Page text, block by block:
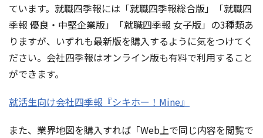
ています。就職四季報には「就職四季報総合版」「就職四
季報 優良・中堅企業版」「就職四季報 女子版」の3種類あ
りますが、いずれも最新版を購入するように気をつけてく
ださい。会社四季報はオンライン版も有料で利用すること
ができます。
就活生向け会社四季報『シキホー！Mine』
また、業界地図を購入すれば「Web上で同じ内容を閲覧で